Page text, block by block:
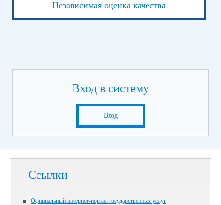
Независимая оценка качества
Вход в систему
Вход
Ссылки
Официальный интернет-портал государственных услуг